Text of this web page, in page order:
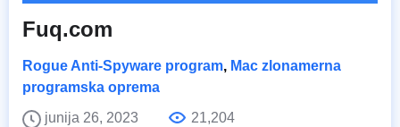
Fuq.com
Rogue Anti-Spyware program, Mac zlonamerna
programska oprema
junija 26, 2023
21,204